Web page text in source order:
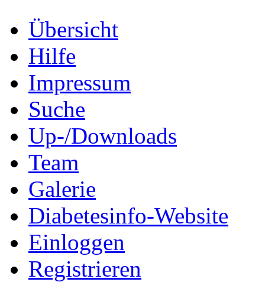
Übersicht
Hilfe
Impressum
Suche
Up-/Downloads
Team
Galerie
Diabetesinfo-Website
Einloggen
Registrieren